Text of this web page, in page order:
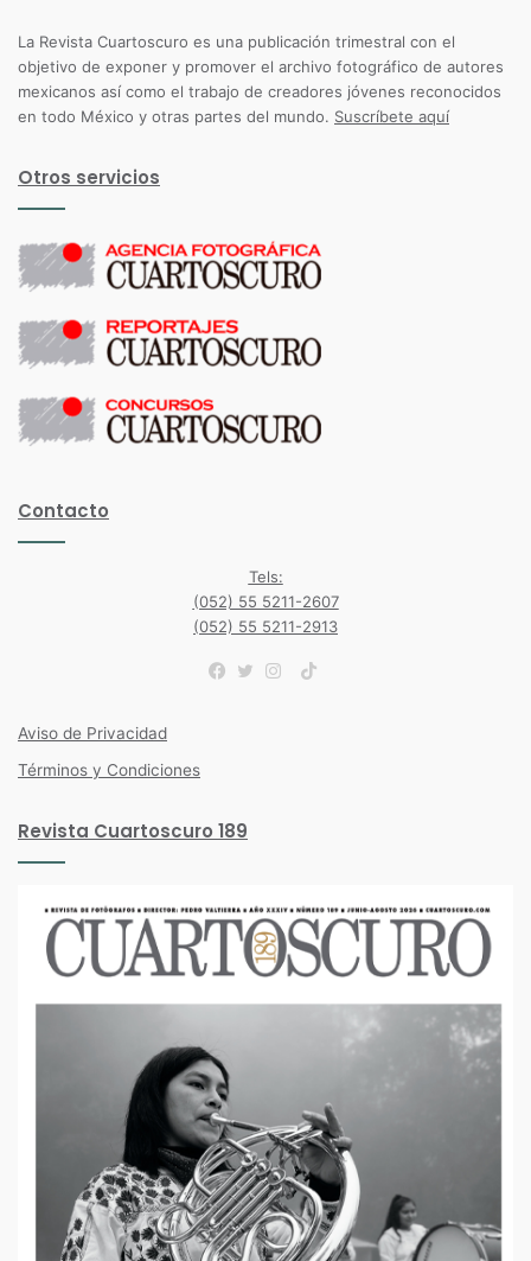
La Revista Cuartoscuro es una publicación trimestral con el
objetivo de exponer y promover el archivo fotográfico de autores
mexicanos así como el trabajo de creadores jóvenes reconocidos
en todo México y otras partes del mundo. Suscríbete aquí
Otros servicios
Contacto
Tels:
(052) 55 5211-2607
(052) 55 5211-2913
TikTok
Aviso de Privacidad
Términos y Condiciones
Revista Cuartoscuro 189